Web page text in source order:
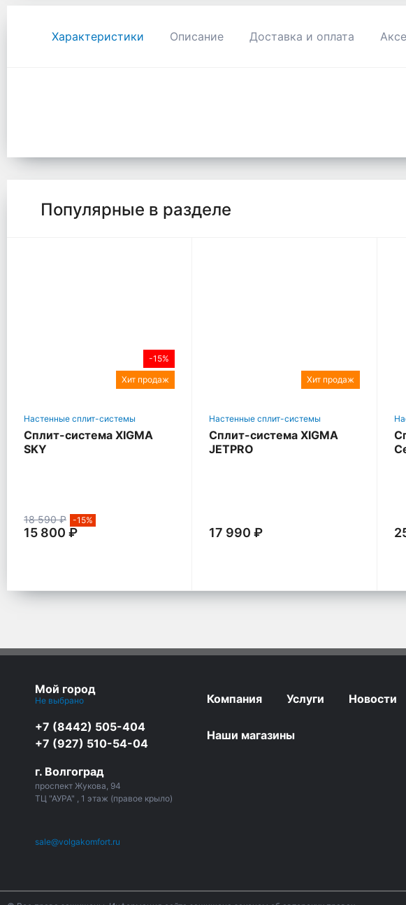
Характеристики Описание Доставка и оплата
Популярные в разделе
-15%
Хит продаж
Настенные сплит-системы
Сплит-система XIGMA
SKY
18 590 ₽ -15%
15 800 ₽
Хит продаж
Настенные сплит-системы
Сплит-система XIGMA
JETPRO
17 990 ₽
Мой город
Не выбрано
+7 (8442) 505-404
+7 (927) 510-54-04
г. Волгоград
проспект Жукова, 94
ТЦ "АУРА" , 1 этаж (правое крыло)
sale@volgakomfort.ru
Компания Услуги Новости
Наши магазины